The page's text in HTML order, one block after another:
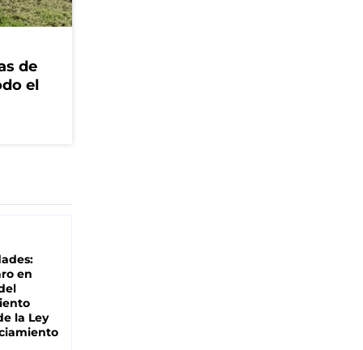
de
el
en
la Ley